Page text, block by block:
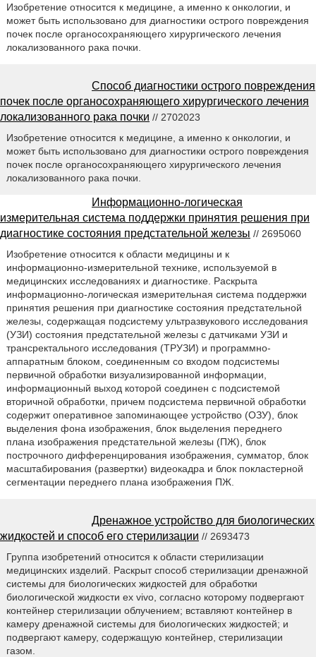
Изобретение относится к медицине, а именно к онкологии, и
может быть использовано для диагностики острого повреждения
почек после органосохраняющего хирургического лечения
локализованного рака почки.
Способ диагностики острого повреждения
почек после органосохраняющего хирургического лечения
локализованного рака почки // 2702023
Изобретение относится к медицине, а именно к онкологии, и
может быть использовано для диагностики острого повреждения
почек после органосохраняющего хирургического лечения
локализованного рака почки.
Информационно-логическая
измерительная система поддержки принятия решения при
диагностике состояния предстательной железы // 2695060
Изобретение относится к области медицины и к
информационно-измерительной технике, используемой в
медицинских исследованиях и диагностике. Раскрыта
информационно-логическая измерительная система поддержки
принятия решения при диагностике состояния предстательной
железы, содержащая подсистему ультразвукового исследования
(УЗИ) состояния предстательной железы с датчиками УЗИ и
трансректального исследования (ТРУЗИ) и программно-
аппаратным блоком, соединенным со входом подсистемы
первичной обработки визуализированной информации,
информационный выход которой соединен с подсистемой
вторичной обработки, причем подсистема первичной обработки
содержит оперативное запоминающее устройство (ОЗУ), блок
выделения фона изображения, блок выделения переднего
плана изображения предстательной железы (ПЖ), блок
построчного дифференцирования изображения, сумматор, блок
масштабирования (развертки) видеокадра и блок покластерной
сегментации переднего плана изображения ПЖ.
Дренажное устройство для биологических
жидкостей и способ его стерилизации // 2693473
Группа изобретений относится к области стерилизации
медицинских изделий. Раскрыт способ стерилизации дренажной
системы для биологических жидкостей для обработки
биологической жидкости ex vivo, согласно которому подвергают
контейнер стерилизации облучением; вставляют контейнер в
камеру дренажной системы для биологических жидкостей; и
подвергают камеру, содержащую контейнер, стерилизации
газом.